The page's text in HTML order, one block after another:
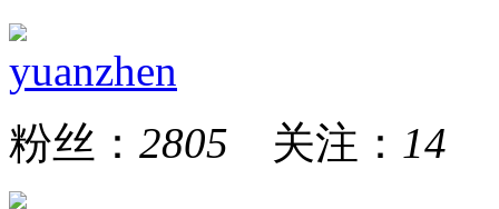
yuanzhen
粉丝： 2805 关注： 14